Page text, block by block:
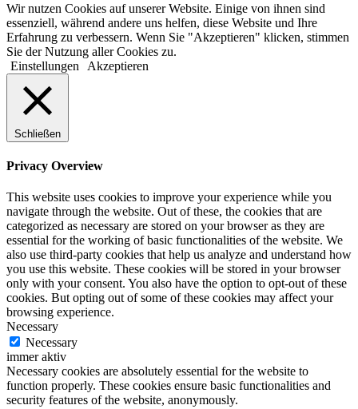
Wir nutzen Cookies auf unserer Website. Einige von ihnen sind
essenziell, während andere uns helfen, diese Website und Ihre
Erfahrung zu verbessern. Wenn Sie "Akzeptieren" klicken, stimmen
Sie der Nutzung aller Cookies zu.
Einstellungen
Akzeptieren
Schließen
Privacy Overview
This website uses cookies to improve your experience while you
navigate through the website. Out of these, the cookies that are
categorized as necessary are stored on your browser as they are
essential for the working of basic functionalities of the website. We
also use third-party cookies that help us analyze and understand how
you use this website. These cookies will be stored in your browser
only with your consent. You also have the option to opt-out of these
cookies. But opting out of some of these cookies may affect your
browsing experience.
Necessary
Necessary
immer aktiv
Necessary cookies are absolutely essential for the website to
function properly. These cookies ensure basic functionalities and
security features of the website, anonymously.